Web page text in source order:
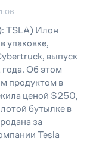
TSLA) ‌Илон
упаковке,
выпуск
Об этом
продуктом в
ценой $250,
бутылке в
за
Tesla